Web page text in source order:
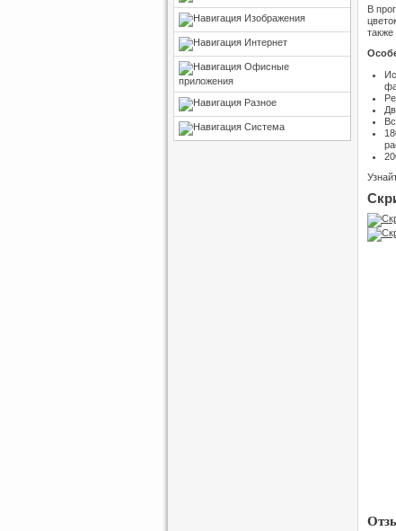
Изображения
Интернет
Офисные
приложения
Разное
Система
В
также